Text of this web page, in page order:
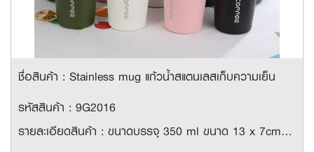
ชื่อสินค้า : Stainless mug แก้วน้ำสแตนเลสเก็บความเย็น
รหัสสินค้า : 9G2016
รายละเอียดสินค้า : ขนาดบรรจุ 350 ml ขนาด 13 x 7cm ใช้วัสดุสเเตนเลส 304 (Food Grade) สองชั้นอย่างดี สามารถเก็บร้อน-เย็น นานถึง 10-14 ชั่วโมง ดีไซน์มินิมอล ถือจับได้ง่าย เหมาะกับเมนูกาแฟยามเช้า ถือจับได้ไม่ร้อนหรือเย็นมือ สะอาด ปลอดภัย ไร้สารตกค้าง